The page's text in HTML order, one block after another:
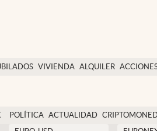
VIVIENDA ALQUILER
POLÍTICA ACTUALIDAD